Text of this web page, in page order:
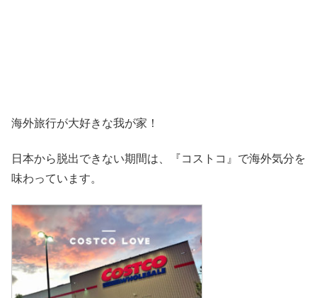
海外旅行が大好きな我が家！
日本から脱出できない期間は、『コストコ』 で海外気分を
味わっています。